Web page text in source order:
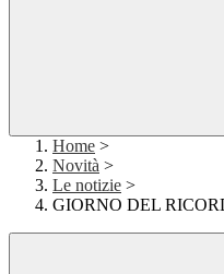
Home >
Novità >
Le notizie >
GIORNO DEL